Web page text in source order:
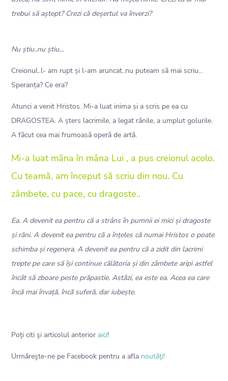
trebui să aștept? Crezi că deșertul va înverzi?
Nu știu..nu știu…
Creionul..l- am rupt și l-am aruncat..nu puteam să mai scriu…
Speranța? Ce era?
Atunci a venit Hristos. Mi-a luat inima și a scris pe ea cu
DRAGOSTEA. A șters lacrimile, a legat rănile, a umplut golurile.
A făcut cea mai frumoasă operă de artă.
Mi-a luat mâna în mâna Lui , a pus creionul acolo.
Cu teamă, am început să scriu din nou. Cu
zâmbete, cu pace, cu dragoste..
Ea. A devenit ea pentru că a strâns în pumnii ei mici și dragoste
și răni. A devenit ea pentru că a înțeles că numai Hristos o poate
schimba și regenera. A devenit ea pentru că a zidit din lacrimi
trepte pe care să își continue călătoria și din zâmbete aripi astfel
încât să zboare peste prăpastie. Astăzi, ea este ea. Acea ea care
încă mai învață, încă suferă, dar iubește.
Poţi citi şi articolul anterior aici!
Urmăreşte-ne pe Facebook pentru a afla noutăţi!